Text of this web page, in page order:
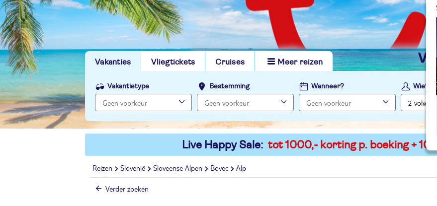
Vakanties Vliegtickets Cruises Meer reizen
Vakantietype Bestemming Wanneer? Wie?
Live Happy Sale: tot 1000,- korting p. boeking +
Reizen Slovenië Sloveense Alpen Bovec Alp
Verder zoeken